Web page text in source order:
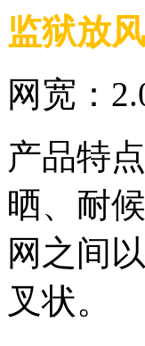
监狱放
网宽：
产品特
晒、耐
网之间
叉状。